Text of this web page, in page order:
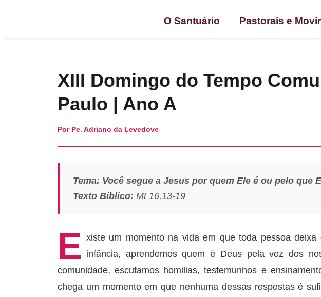
O Santuário Pastorais e
XIII Domingo do Tempo
Paulo | Ano A
Por Pe. Adriano da Levedove
Tema: Você segue a Jesus por quem Ele é ou pelo que
Texto Bíblico: Mt 16,13-19
E xiste um momento na vida em que toda pessoa
infância, aprendemos quem é Deus pela voz dos
comunidade, escutamos homilias, testemunhos e
chega um momento em que nenhuma dessas respostas é